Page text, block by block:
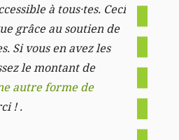
à tous·tes. Ceci
grâce au soutien de
Si vous en avez les
le montant de
autre forme de
! .